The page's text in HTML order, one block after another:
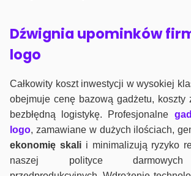
Dźwignia upominków
logo
Całkowity koszt inwestycji w wysokiej
obejmuje cenę bazową gadżetu, koszty
bezbłędną logistykę. Profesjonalne
logo, zamawiane w dużych ilościach,
ekonomię skalii minimalizują ryzyko
naszej polityce darmowych